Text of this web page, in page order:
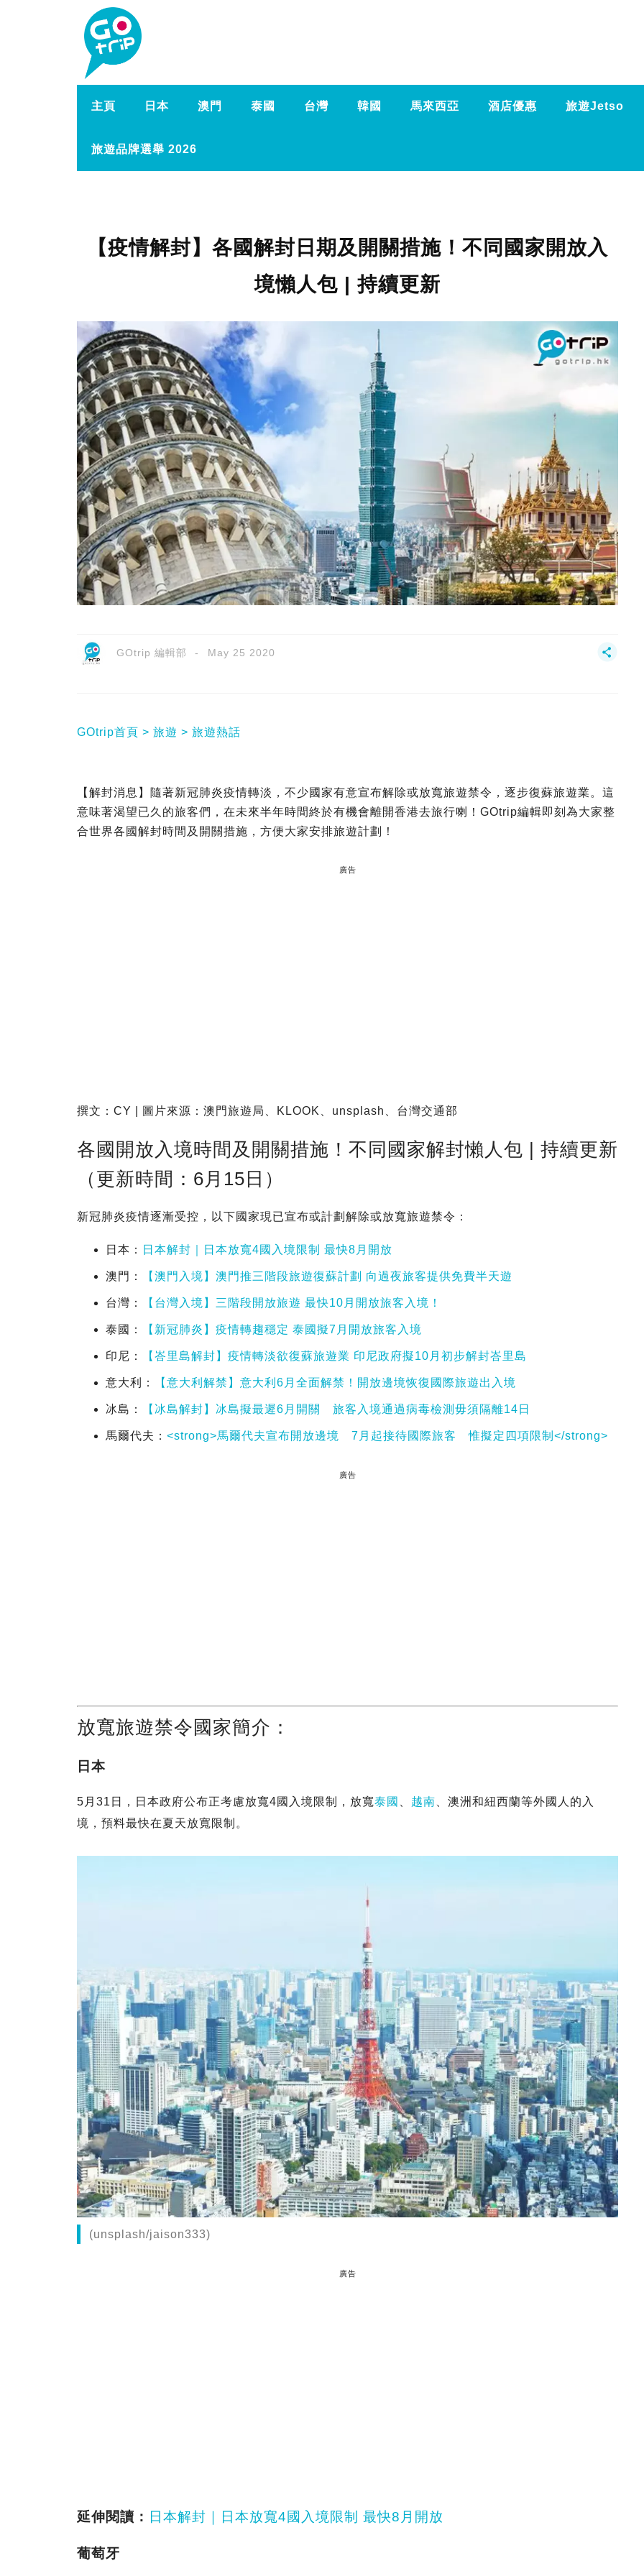
主頁 日本 澳門 泰國 台灣 韓國 馬來西亞 酒店優惠 旅遊Jetso
旅遊品牌選舉 2026
【疫情解封】各國解封日期及開關措施！不同國家開放入
境懶人包 | 持續更新
GOtrip 編輯部 May 25 2020
GOtrip首頁 旅遊 旅遊熱話
【解封消息】隨著新冠肺炎疫情轉淡，不少國家有意宣布解除或放寬旅遊禁令，逐步復蘇旅遊業。這
意味著渴望已久的旅客們，在未來半年時間終於有機會離開香港去旅行喇！GOtrip編輯即刻為大家整
合世界各國解封時間及開關措施，方便大家安排旅遊計劃！
廣告
撰文：CY | 圖片來源：澳門旅遊局、KLOOK、unsplash、台灣交通部
各國開放入境時間及開關措施！不同國家解封懶人包 | 持續更新
（更新時間：6月15日）
新冠肺炎疫情逐漸受控，以下國家現已宣布或計劃解除或放寬旅遊禁令：
日本： 日本解封｜日本放寬4國入境限制 最快8月開放
澳門： 【澳門入境】澳門推三階段旅遊復蘇計劃 向過夜旅客提供免費半天遊
台灣： 【台灣入境】三階段開放旅遊 最快10月開放旅客入境！
泰國： 【新冠肺炎】疫情轉趨穩定 泰國擬7月開放旅客入境
印尼： 【峇里島解封】疫情轉淡欲復蘇旅遊業 印尼政府擬10月初步解封峇里島
意大利： 【意大利解禁】意大利6月全面解禁！開放邊境恢復國際旅遊出入境
冰島： 【冰島解封】冰島擬最遲6月開關 旅客入境通過病毒檢測毋須隔離14日
馬爾代夫： <strong>馬爾代夫宣布開放邊境 7月起接待國際旅客 惟擬定四項限制</strong>
廣告
放寬旅遊禁令國家簡介：
日本
5月31日，日本政府公布正考慮放寬4國入境限制，放寬泰國 越南 、澳洲和紐西蘭等外國人的入
境，預料最快在夏天放寬限制。
(unsplash/jaison333)
廣告
延伸閱讀： 日本解封｜日本放寬4國入境限制 最快8月開放
葡萄牙